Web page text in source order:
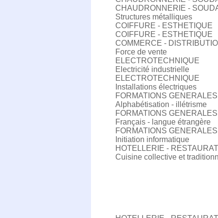
CHAUDRONNERIE -
Structures métalliques
COIFFURE - ESTHETIQUE
COIFFURE - ESTHETIQUE
COMMERCE -
Force de vente
ELECTROTECHNIQUE
Electricité industrielle
ELECTROTECHNIQUE
Installations électriques
FORMATIONS GENERALES
Alphabétisation - illétrisme
FORMATIONS GENERALES
Français - langue étrangère
FORMATIONS GENERALES
Initiation informatique
HOTELLERIE -
Cuisine collective et